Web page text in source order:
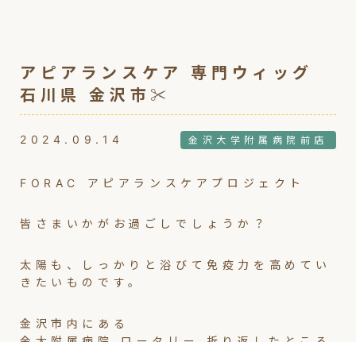
アピアランスケア 専門ウィッグ
石川県 金沢市✂
2024.09.14 金沢大学附属病院前店
FORAC アピアランスケアプロジェクト
皆さまいかがお過ごしでしょうか？
太陽も、しっかりと浴びて免疫力を高めてい
きたいものです。
金沢市内にある